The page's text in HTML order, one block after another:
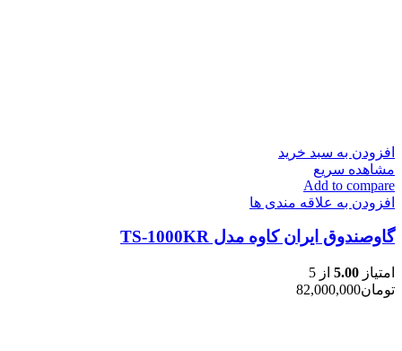
افزودن به سبد خرید
مشاهده سریع
Add to compare
افزودن به علاقه مندی ها
گاوصندوق ایران کاوه مدل TS-1000KR
امتیاز 5.00 از 5
تومان82,000,000